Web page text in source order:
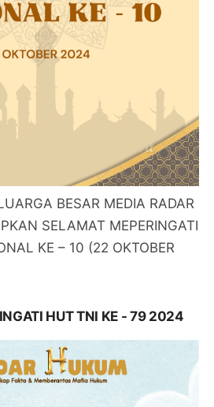
BESAR MEDIA RADAR
SELAMAT MEPERINGATI
KE – 10 (22 OKTOBER
HUT TNI KE - 79 2024